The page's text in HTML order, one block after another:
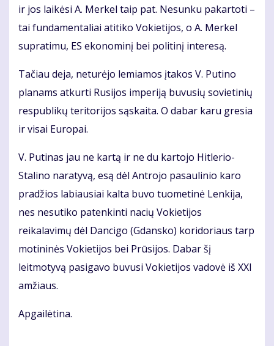
ir jos laikėsi A. Merkel taip pat. Nesunku pakartoti –
tai fundamentaliai atitiko Vokietijos, o A. Merkel
supratimu, ES ekonominį bei politinį interesą.
Tačiau deja, neturėjo lemiamos įtakos V. Putino
planams atkurti Rusijos imperiją buvusių sovietinių
respublikų teritorijos sąskaita. O dabar karu gresia
ir visai Europai.
V. Putinas jau ne kartą ir ne du kartojo Hitlerio-
Stalino naratyvą, esą dėl Antrojo pasaulinio karo
pradžios labiausiai kalta buvo tuometinė Lenkija,
nes nesutiko patenkinti nacių Vokietijos
reikalavimų dėl Dancigo (Gdansko) koridoriaus tarp
motininės Vokietijos bei Prūsijos. Dabar šį
leitmotyvą pasigavo buvusi Vokietijos vadovė iš XXI
amžiaus.
Apgailėtina.